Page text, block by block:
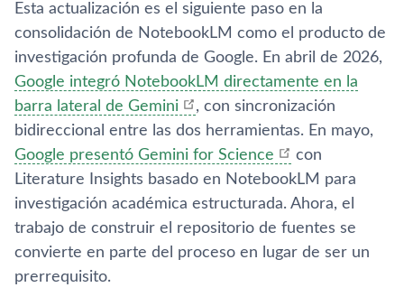
Esta actualización es el siguiente paso en la
consolidación de NotebookLM como el producto de
investigación profunda de Google. En abril de 2026,
Google integró NotebookLM directamente en la
barra lateral de Gemini
, con sincronización
bidireccional entre las dos herramientas. En mayo,
Google presentó Gemini for Science
con
Literature Insights basado en NotebookLM para
investigación académica estructurada. Ahora, el
trabajo de construir el repositorio de fuentes se
convierte en parte del proceso en lugar de ser un
prerrequisito.